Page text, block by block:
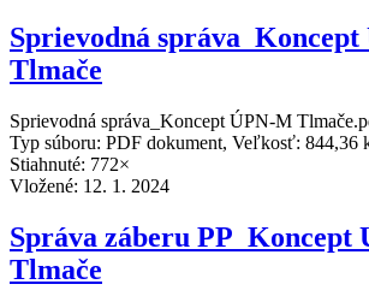
Sprievodná
Tlmače
Sprievodná správa_Koncept ÚPN-M
Typ súboru: PDF dokument, Veľkosť: 844,36
Stiahnuté: 772×
Vložené: 12. 1. 2024
Správa záberu PP_Koncept
Tlmače